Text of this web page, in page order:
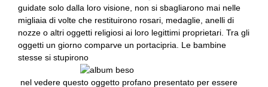
guidate solo dalla loro visione, non si sbagliarono mai nelle
migliaia di volte che restituirono rosari, medaglie, anelli di
nozze o altri oggetti religiosi ai loro legittimi proprietari. Tra gli
oggetti un giorno comparve un portacipria. Le bambine
stesse si stupirono
nel vedere questo oggetto profano presentato per essere